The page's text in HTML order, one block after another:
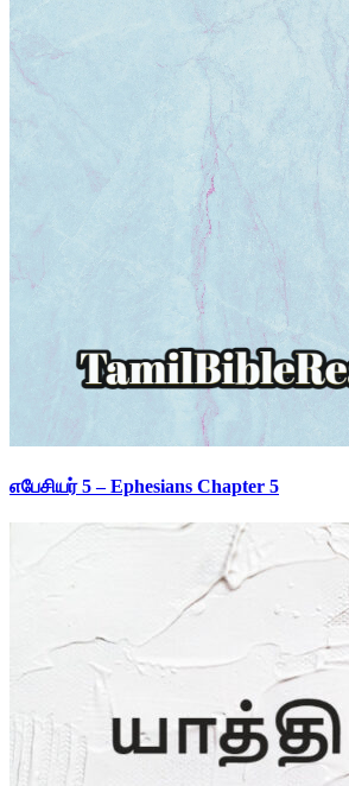
எபேசியர் 5 – Ephesians Chapter 5